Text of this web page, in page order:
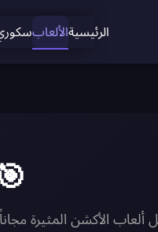
الرئيسيةالألعاب
الأكشن المثيرة